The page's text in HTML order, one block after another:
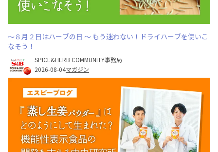
～８月２日はハーブの日 ～ もう迷わない！ドライハーブを使いこ
なそう！
SPICE&HERB COMMUNITY事務局
2026-08-04マガジン